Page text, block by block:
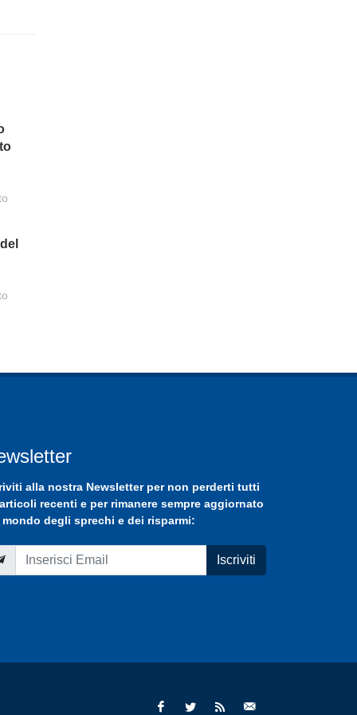
alla nostra Newsletterper non perderti tutti
recenti e per rimanere sempre aggiornato
degli sprechi e dei risparmi:
Iscriviti